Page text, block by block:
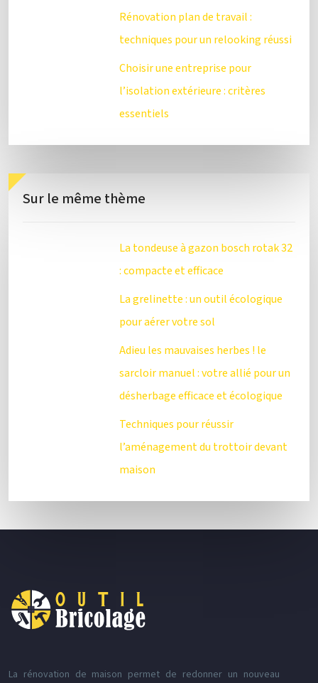
Rénovation plan de travail :
techniques pour un relooking réussi
Choisir une entreprise pour
l’isolation extérieure : critères
essentiels
Sur le même thème
La tondeuse à gazon bosch rotak 32
: compacte et efficace
La grelinette : un outil écologique
pour aérer votre sol
Adieu les mauvaises herbes ! le
sarcloir manuel : votre allié pour un
désherbage efficace et écologique
Techniques pour réussir
l’aménagement du trottoir devant
maison
La rénovation de maison permet de redonner un nouveau